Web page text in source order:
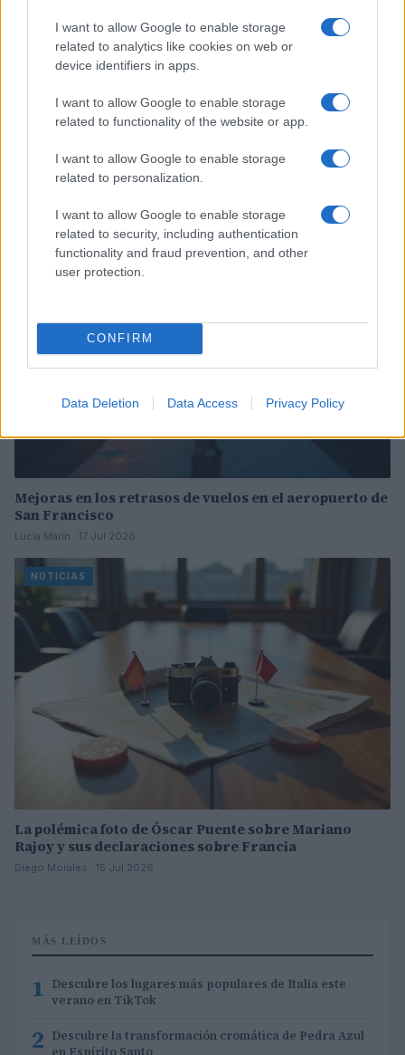
I want to allow Google to enable storage
related to analytics like cookies on web or
device identifiers in apps.
I want to allow Google to enable storage
related to functionality of the website or app.
I want to allow Google to enable storage
related to personalization.
I want to allow Google to enable storage
related to security, including authentication
functionality and fraud prevention, and other
user protection.
CONFIRM
Data Deletion Data Access Privacy Policy
Incidente de fuego en la Terminal 2 del aeropuerto
Murtala Muhammed en Lagos
Mejoras en los retrasos de vuelos en el aeropuerto de
San Francisco
Lucía Marín · 17 Jul 2026
NOTICIAS
La polémica foto de Óscar Puente sobre Mariano
Rajoy y sus declaraciones sobre Francia
Diego Morales · 15 Jul 2026
MÁS LEÍDOS
1 Descubre los lugares más populares de Italia este
verano en TikTok
2 Descubre la transformación cromática de Pedra Azul
en Espírito Santo